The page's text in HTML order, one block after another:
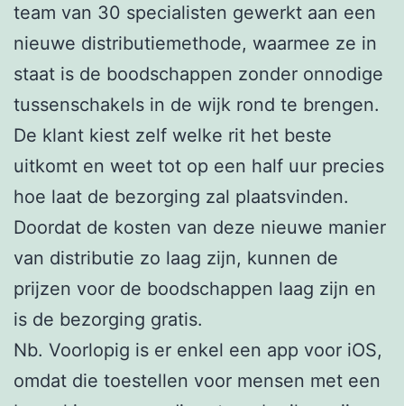
team van 30 specialisten gewerkt aan een
nieuwe distributiemethode, waarmee ze in
staat is de boodschappen zonder onnodige
tussenschakels in de wijk rond te brengen.
De klant kiest zelf welke rit het beste
uitkomt en weet tot op een half uur precies
hoe laat de bezorging zal plaatsvinden.
Doordat de kosten van deze nieuwe manier
van distributie zo laag zijn, kunnen de
prijzen voor de boodschappen laag zijn en
is de bezorging gratis.
Nb. Voorlopig is er enkel een app voor iOS,
omdat die toestellen voor mensen met een